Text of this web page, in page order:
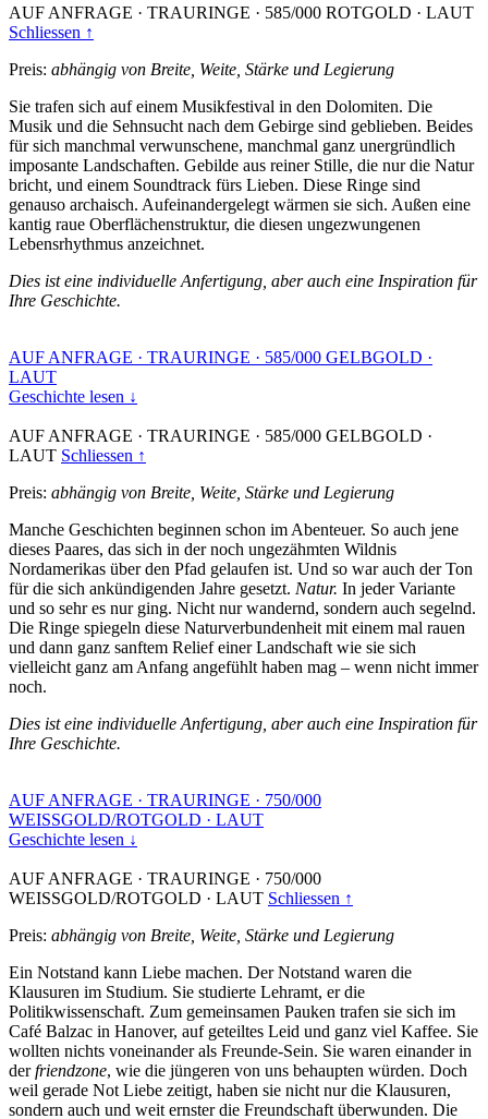
AUF ANFRAGE · TRAURINGE · 585/000 ROTGOLD · LAUT
Schliessen ↑
Preis: abhängig von Breite, Weite, Stärke und Legierung
Sie trafen sich auf einem Musikfestival in den Dolomiten. Die
Musik und die Sehnsucht nach dem Gebirge sind geblieben. Beides
für sich manchmal verwunschene, manchmal ganz unergründlich
imposante Landschaften. Gebilde aus reiner Stille, die nur die Natur
bricht, und einem Soundtrack fürs Lieben. Diese Ringe sind
genauso archaisch. Aufeinandergelegt wärmen sie sich. Außen eine
kantig raue Oberflächenstruktur, die diesen ungezwungenen
Lebensrhythmus anzeichnet.
Dies ist eine individuelle Anfertigung, aber auch eine Inspiration für
Ihre Geschichte.
AUF ANFRAGE · TRAURINGE · 585/000 GELBGOLD ·
LAUT
Geschichte lesen ↓
AUF ANFRAGE · TRAURINGE · 585/000 GELBGOLD ·
LAUT Schliessen ↑
Preis: abhängig von Breite, Weite, Stärke und Legierung
Manche Geschichten beginnen schon im Abenteuer. So auch jene
dieses Paares, das sich in der noch ungezähmten Wildnis
Nordamerikas über den Pfad gelaufen ist. Und so war auch der Ton
für die sich ankündigenden Jahre gesetzt. Natur. In jeder Variante
und so sehr es nur ging. Nicht nur wandernd, sondern auch segelnd.
Die Ringe spiegeln diese Naturverbundenheit mit einem mal rauen
und dann ganz sanftem Relief einer Landschaft wie sie sich
vielleicht ganz am Anfang angefühlt haben mag – wenn nicht immer
noch.
Dies ist eine individuelle Anfertigung, aber auch eine Inspiration für
Ihre Geschichte.
AUF ANFRAGE · TRAURINGE · 750/000
WEISSGOLD/ROTGOLD · LAUT
Geschichte lesen ↓
AUF ANFRAGE · TRAURINGE · 750/000
WEISSGOLD/ROTGOLD · LAUT Schliessen ↑
Preis: abhängig von Breite, Weite, Stärke und Legierung
Ein Notstand kann Liebe machen. Der Notstand waren die
Klausuren im Studium. Sie studierte Lehramt, er die
Politikwissenschaft. Zum gemeinsamen Pauken trafen sie sich im
Café Balzac in Hanover, auf geteiltes Leid und ganz viel Kaffee. Sie
wollten nichts voneinander als Freunde-Sein. Sie waren einander in
derfriendzone, wie die jüngeren von uns behaupten würden. Doch
weil gerade Not Liebe zeitigt, haben sie nicht nur die Klausuren,
sondern auch und weit ernster die Freundschaft überwunden. Die